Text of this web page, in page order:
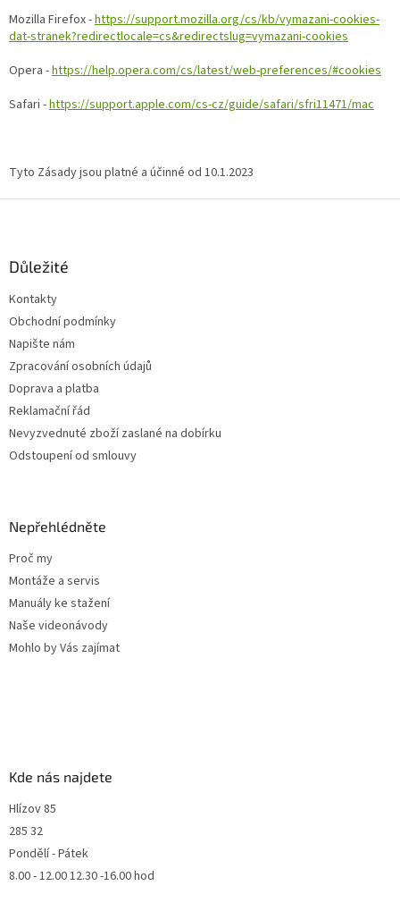
Mozilla Firefox -https://support.mozilla.org/cs/kb/vymazani-cookies-
dat-stranek?redirectlocale=cs&redirectslug=vymazani-cookies
Opera -https://help.opera.com/cs/latest/web-preferences/#cookies
Safari -https://support.apple.com/cs-cz/guide/safari/sfri11471/mac
Tyto Zásady jsou platné a účinné od 10.1.2023
Důležité
Kontakty
Obchodní podmínky
Napište nám
Zpracování osobních údajů
Doprava a platba
Reklamační řád
Nevyzvednuté zboží zaslané na dobírku
Odstoupení od smlouvy
Nepřehlédněte
Proč my
Montáže a servis
Manuály ke stažení
Naše videonávody
Mohlo by Vás zajímat
Kde nás najdete
Hlízov 85
285 32
Pondělí - Pátek
8.00 - 12.00 12.30 -16.00 hod